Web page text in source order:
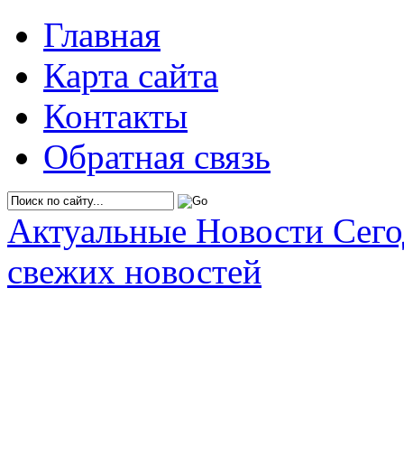
Главная
Карта сайта
Контакты
Обратная связь
Актуальные Новости
свежих новостей